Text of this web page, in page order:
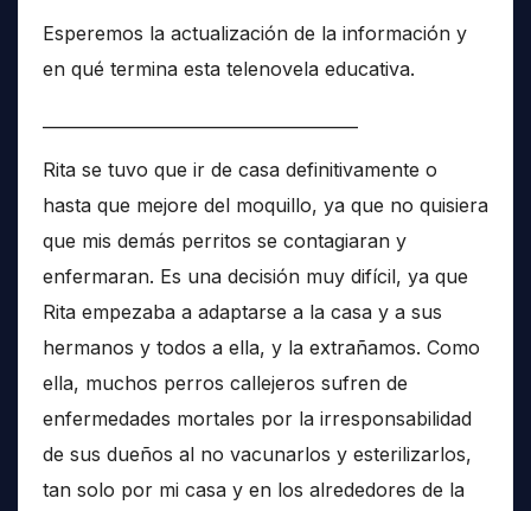
Esperemos la actualización de la información y
en qué termina esta telenovela educativa.
Rita se tuvo que ir de casa definitivamente o
hasta que mejore del moquillo, ya que no quisiera
que mis demás perritos se contagiaran y
enfermaran. Es una decisión muy difícil, ya que
Rita empezaba a adaptarse a la casa y a sus
hermanos y todos a ella, y la extrañamos. Como
ella, muchos perros callejeros sufren de
enfermedades mortales por la irresponsabilidad
de sus dueños al no vacunarlos y esterilizarlos,
tan solo por mi casa y en los alrededores de la